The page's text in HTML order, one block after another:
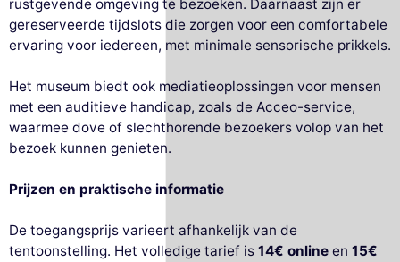
rustgevende omgeving te bezoeken. Daarnaast zijn er
gereserveerde tijdslots die zorgen voor een comfortabele
ervaring voor iedereen, met minimale sensorische prikkels.
Het museum biedt ook mediatieoplossingen voor mensen
met een auditieve handicap, zoals de Acceo-service,
waarmee dove of slechthorende bezoekers volop van het
bezoek kunnen genieten.
Prijzen en praktische informatie
De toegangsprijs varieert afhankelijk van de
tentoonstelling. Het volledige tarief is 14€ online en 15€